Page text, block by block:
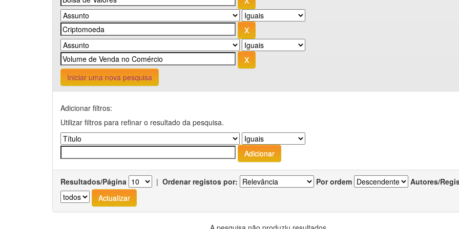
Iniciar uma nova pesquisa
Adicionar filtros:
Utilizar filtros para refinar o resultado da pesquisa.
Resultados/Página | Ordenar registos por: Por ordem Autores/